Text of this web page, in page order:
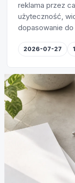
reklama przez
użyteczność,
dopasowanie
2026-07-27